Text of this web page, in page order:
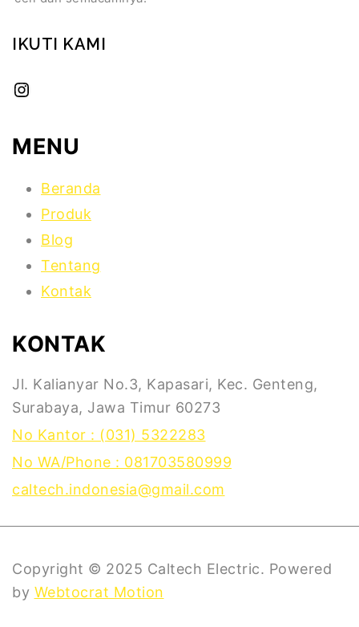
IKUTI KAMI
MENU
Beranda
Produk
Blog
Tentang
Kontak
KONTAK
Jl. Kalianyar No.3, Kapasari, Kec. Genteng,
Surabaya, Jawa Timur 60273
No Kantor : (031) 5322283
No WA/Phone : 081703580999
caltech.indonesia@gmail.com
Copyright © 2025 Caltech Electric. Powered
by Webtocrat Motion